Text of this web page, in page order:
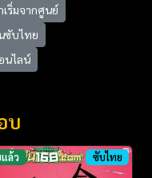
เริ่มจากศูนย์
ซับไทย
นไลน์
บ
ล้ว ซับไทย